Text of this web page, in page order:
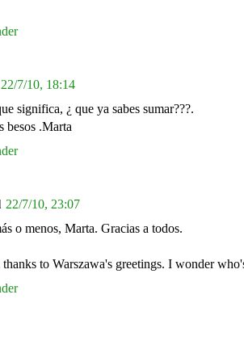
22/7/10, 18:14
significa, ¿ que ya sabes sumar???.
besos .Marta
22/7/10, 23:07
o menos, Marta. Gracias a todos.
thanks to Warszawa's greetings. I wonder